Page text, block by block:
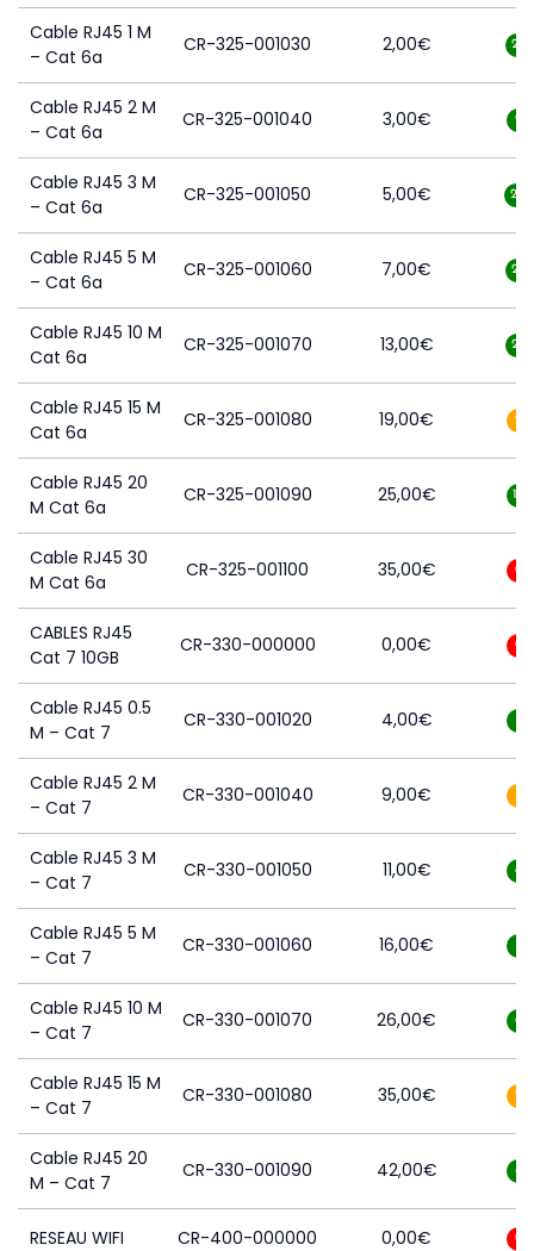
Cable RJ45 1 M
– Cat 6a
CR-325-001030 2,00€ 28
Cable RJ45 2 M
– Cat 6a
CR-325-001040 3,00€ 9
Cable RJ45 3 M
– Cat 6a
CR-325-001050 5,00€ 271
Cable RJ45 5 M
– Cat 6a
CR-325-001060 7,00€ 23
Cable RJ45 10 M
Cat 6a
CR-325-001070 13,00€ 20
Cable RJ45 15 M
Cat 6a
CR-325-001080 19,00€ 2
Cable RJ45 20
M Cat 6a
CR-325-001090 25,00€ 15
Cable RJ45 30
M Cat 6a
CR-325-001100 35,00€ 0
CABLES RJ45
Cat 7 10GB
CR-330-000000 0,00€ 0
Cable RJ45 0.5
M – Cat 7
CR-330-001020 4,00€
Cable RJ45 2 M
– Cat 7
CR-330-001040 9,00€ 3
Cable RJ45 3 M
– Cat 7
CR-330-001050 11,00€ 8
Cable RJ45 5 M
– Cat 7
CR-330-001060 16,00€
Cable RJ45 10 M
– Cat 7
CR-330-001070 26,00€ 6
Cable RJ45 15 M
– Cat 7
CR-330-001080 35,00€ 2
Cable RJ45 20
M – Cat 7
CR-330-001090 42,00€ 4
RESEAU WIFI CR-400-000000 0,00€ 0